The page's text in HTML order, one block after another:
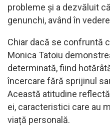
probleme și a dezvăluit
genunchi, având în
Chiar dacă se confruntă
Monica Tatoiu
determinată, fiind
încercare fără sprijinul
Această atitudine
ei, caracteristici care au
viață personală.